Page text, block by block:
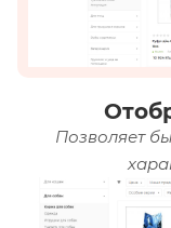
Позволяет